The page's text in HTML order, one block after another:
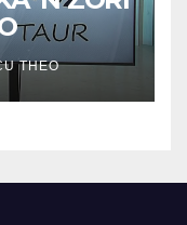
THEO